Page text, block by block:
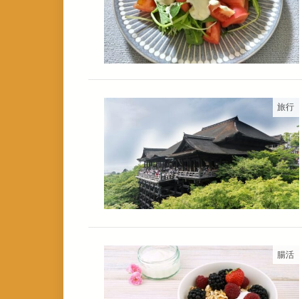
旅行
腸活